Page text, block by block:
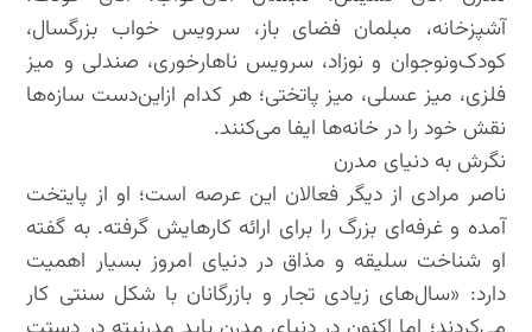
آشپزخانه، مبلمان فضای باز، سرویس خواب بزرگسال،
کودک‌ونوجوان و نوزاد، سرویس ناهارخوری، صندلی و میز
فلزی، میز عسلی، میز پاتختی؛ هر کدام ازاین‌دست سازه‌ها
نقش خود را در خانه‌ها ایفا می‌کنند.
نگرش به دنیای مدرن
ناصر مرادی از دیگر فعالان این عرصه است؛ او از پایتخت
آمده و غرفه‌ای بزرگ را برای ارائه کارهایش گرفته. به گفته
او شناخت سلیقه و مذاق در دنیای امروز بسیار اهمیت
دارد: «سال‌های زیادی تجار و بازرگانان با شکل سنتی کار